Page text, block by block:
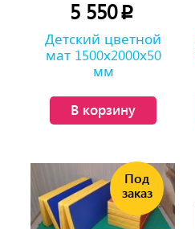
5 550p
Детский цветной
мат 1500х2000х50
мм
В корзину